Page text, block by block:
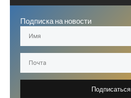
Подписка на новости
Подписаться